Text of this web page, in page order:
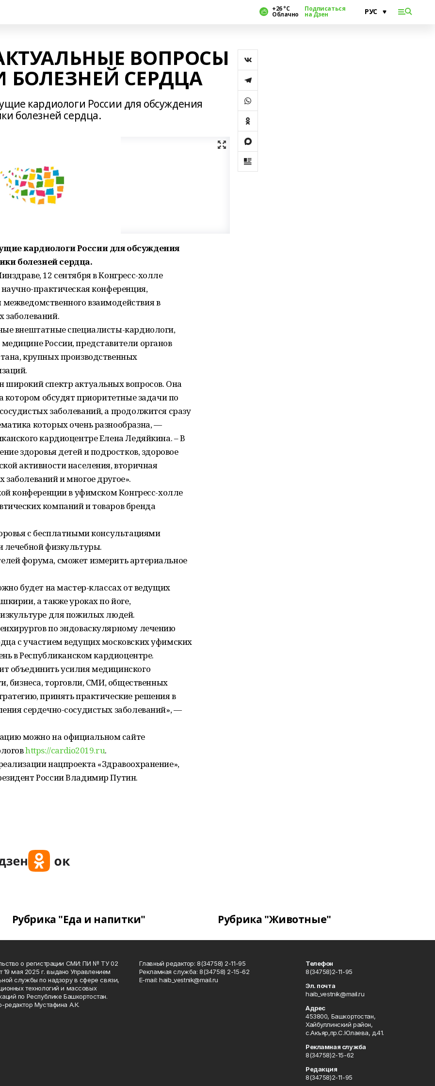
+26 °С
Облачно
Подписаться
на Дзен
ВОПРОСЫ
СЕРДЦА
кардиологи России для обсуждения
болезней сердца.
кардиологи России для обсуждения
болезней сердца.
12 сентября в Конгресс-холле
практическая конференция,
взаимодействия в
заболеваний.
внештатные специалисты-кардиологи,
России, представители органов
крупных производственных
спектр актуальных вопросов. Она
котором обсудят приоритетные задачи по
заболеваний, а продолжится сразу
которых очень разнообразна, —
кардиоцентре Елена Ледяйкина. – В
здоровья детей и подростков, здоровое
активности населения, вторичная
и многое другое».
конференции в уфимском Конгресс-холле
компаний и товаров бренда
с бесплатными консультациями
лечебной физкультуры.
форума, сможет измерить артериальное
будет на мастер-классах от ведущих
а также уроках по йоге,
для пожилых людей.
по эндоваскулярному лечению
с участием ведущих московских уфимских
в Республиканском кардиоцентре.
объединить усилия медицинского
бизнеса, торговли, СМИ, общественных
принять практические решения в
сердечно-сосудистых заболеваний», —
можно на официальном сайте
https://cardio2019.ru.
нацпроекта «Здравоохранение»,
России Владимир Путин.
Рубрика "Еда и напитки" Рубрика "Животные"
о регистрации СМИ: ПИ № ТУ 02
19 мая 2025 г. выдано Управлением
службы по надзору в сфере связи,
технологий и массовых
по Республике Башкортостан.
редактор Мустафина А.К.
Главный редактор: 8(34758) 2-11-95
Рекламная служба: 8(34758) 2-15-62
Е-mаil: haib_vestnik@mail.ru
Телефон
8(34758)2-11-95
Эл. почта
haib_vestnik@mail.ru
Адрес
453800, Башкортостан,
Хайбуллинский район,
с.Акъяр,пр.С.Юлаева, д.41.
Рекламная служба
8(34758)2-15-62
Редакция
8(34758)2-11-95